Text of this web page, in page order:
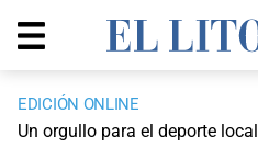
EDICIÓN ONLINE
Un orgullo para el deporte local